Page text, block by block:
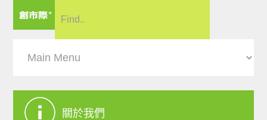
關於我們